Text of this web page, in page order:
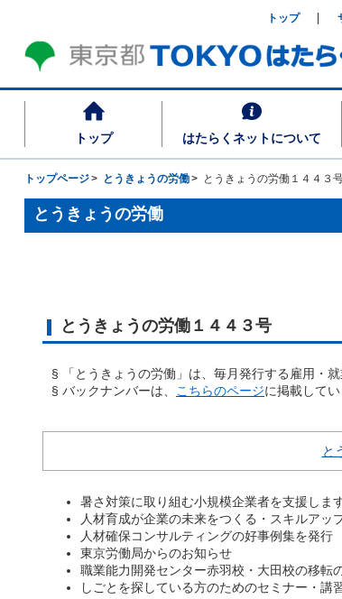
トップ はたらくネットについて
トップ
トップページ とうきょうの労働 とうきょうの労働１４４３
とうきょうの労働
とうきょうの労働１４４３号
§ 「とうきょうの労働」は、毎月発行する雇用・就
§ バックナンバーは、
こちらのページに掲載してい
と
暑さ対策に取り組む小規模企業者を支援しま
人材育成が企業の未来をつくる・スキルアッ
人材確保コンサルティングの好事例集を発行
東京労働局からのお知らせ
職業能力開発センター赤羽校・大田校の移転
しごとを探している方のためのセミナー・講